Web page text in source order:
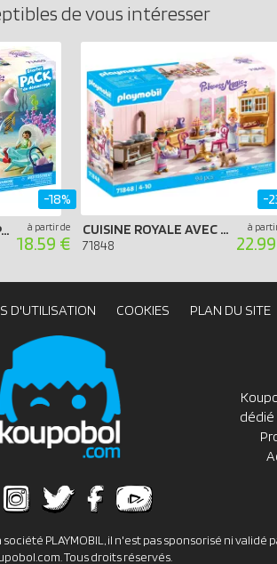
de vous intéresser
FAMILLE DE SIRÈNES (PACK DE DÉMARRAGE)
à partir de
18.59 €
-18%
CUISINE ROYALE AVEC PÂTISSERIES ET USTENSILES
71848
à
-
D'UTILISATION COOKIES PLAN DU SITE
dédié
PLAYMOBIL, il n'est pas sponsorisé ni validé par
Tous droits réservés.